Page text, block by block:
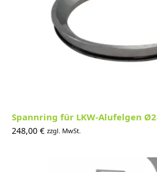
Spannring für LKW-Alufelgen
248,00 € zzgl. MwSt.